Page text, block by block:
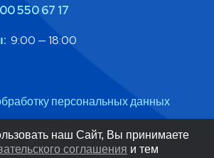
550 67 17
9:00 — 18:00
персональных данных
соглашение
наш Сайт, Вы принимаете
соглашения и тем